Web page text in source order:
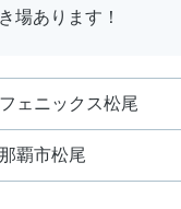
場あります！
フェニックス松尾
那覇市松尾